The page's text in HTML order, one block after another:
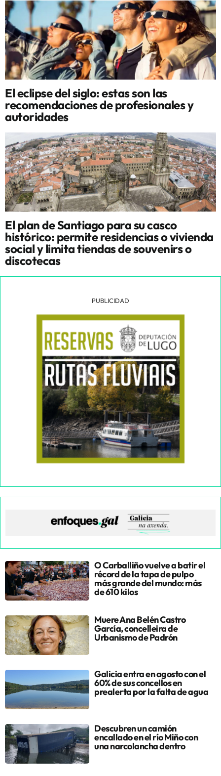
El eclipse del siglo: estas son las
recomendaciones de profesionales y
autoridades
El plan de Santiago para su casco
histórico: permite residencias o vivienda
social y limita tiendas de souvenirs o
discotecas
PUBLICIDAD
O Carballiño vuelve a batir el
récord de la tapa de pulpo
más grande del mundo: más
de 610 kilos
Muere Ana Belén Castro
García, concelleira de
Urbanismo de Padrón
Galicia entra en agosto con el
60% de sus concellos en
prealerta por la falta de agua
Descubren un camión
encallado en el río Miño con
una narcolancha dentro